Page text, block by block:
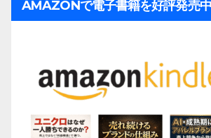
AMAZONで電子書籍を好評発売中